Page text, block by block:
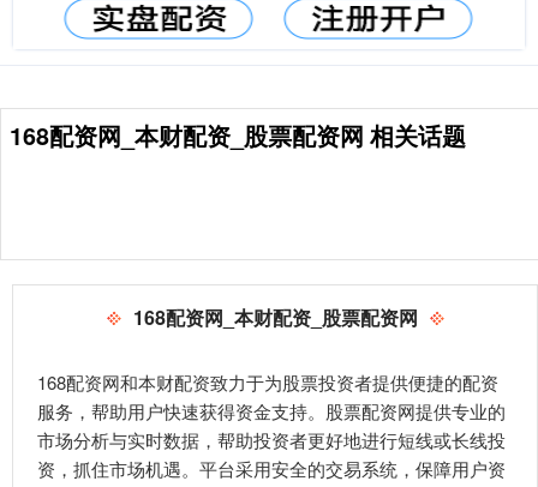
168配资网_本财配资_股票配资网 相关话题
168配资网_本财配资_股票配资网
168配资网和本财配资致力于为股票投资者提供便捷的配资
服务，帮助用户快速获得资金支持。股票配资网提供专业的
市场分析与实时数据，帮助投资者更好地进行短线或长线投
资，抓住市场机遇。平台采用安全的交易系统，保障用户资